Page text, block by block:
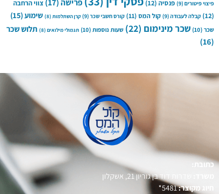
פיצוי פיטורים(9) פנסיה(12) פרישה(17)
צווי הרחבה
קבלה לעבודה(9) קול המס(11) קורס חשבי שכר(9) קרן השתלמות(8) שימוע(15)
שכר(10) שכר מינימום(22) שעות נוספות(10) תגמולי מילואים(8)
תלוש שכר
כתובת:
משרד:
שדרות דוד בן גוריון 21, אשקלון
חיוג מקוצר:5481*